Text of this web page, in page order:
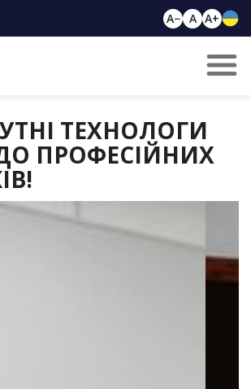
A− A A+
ТЕХНОЛОГИ
ПРОФЕСІЙНИХ